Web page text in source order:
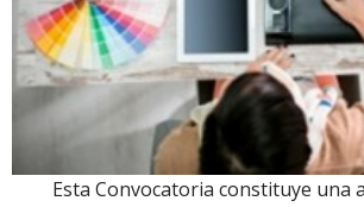
Esta Convocatoria constituye una